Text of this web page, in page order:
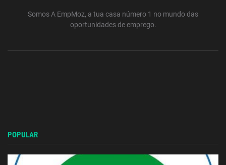
Somos A EmpMoz, a tua casa número 1 no mundo das
oportunidades de emprego.
POPULAR